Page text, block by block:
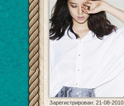
Зарегистрирован: 21-08-2010